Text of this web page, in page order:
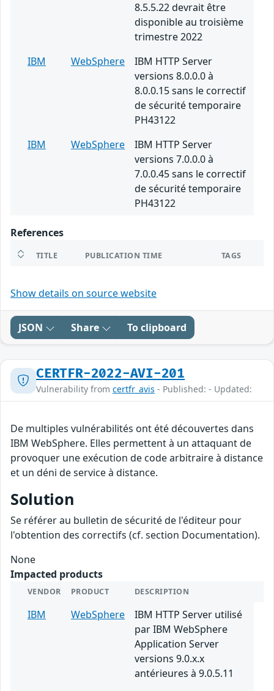
8.5.5.22 devrait être
disponible au troisième
trimestre 2022
IBM
WebSphere
IBM HTTP Server
versions 8.0.0.0 à
8.0.0.15 sans le correctif
de sécurité temporaire
PH43122
IBM
WebSphere
IBM HTTP Server
versions 7.0.0.0 à
7.0.0.45 sans le correctif
de sécurité temporaire
PH43122
References
TITLE PUBLICATION TIME TAGS
Show details on source website
JSON Share To clipboard
CERTFR-2022-AVI-201
Vulnerability from certfr_avis - Published: - Updated:
De multiples vulnérabilités ont été découvertes dans
IBM WebSphere. Elles permettent à un attaquant de
provoquer une exécution de code arbitraire à distance
et un déni de service à distance.
Solution
Se référer au bulletin de sécurité de l'éditeur pour
l'obtention des correctifs (cf. section Documentation).
None
Impacted products
VENDOR PRODUCT DESCRIPTION
IBM WebSphere
IBM HTTP Server utilisé
par IBM WebSphere
Application Server
versions 9.0.x.x
antérieures à 9.0.5.11